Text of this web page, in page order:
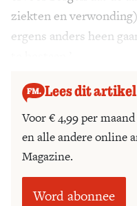
ziekten en
ergens anders heen
Lees dit
Voor € 4,99 per
en alle andere online
Magazine.
Word abonnee